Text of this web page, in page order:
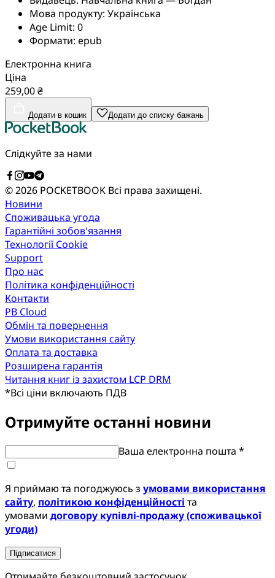
Мова продукту: Українська
Age Limit: 0
Формати: epub
Електронна книга
Ціна
259,00 ₴
Додати в кошик Додати до списку бажань
Слідкуйте за нами
© 2026 POCKETBOOK Всі права захищені.
Новини
Споживацька угода
Гарантійні зобов'язання
Технології Cookie
Support
Про нас
Політика конфіденційності
Контакти
PB Cloud
Обмін та повернення
Умови використання сайту
Оплата та доставка
Розширена гарантія
Читання книг із захистом LCP DRM
*Всі ціни включають ПДВ
Отримуйте останні новини
Ваша електронна пошта *
Я приймаю та погоджуюсь з умовами використання
сайту, політикою конфіденційності та
умовами договору купівлі-продажу (споживацької
угоди)
Підписатися